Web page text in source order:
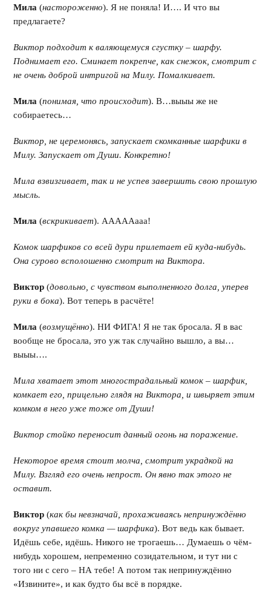
Мила (настороженно). Я не поняла! И…. И что вы
предлагаете?
Виктор подходит к валяющемуся сгустку – шарфу.
Поднимает его. Сминает покрепче, как снежок, смотрит с
не очень доброй интригой на Милу. Помалкивает.
Мила (понимая, что происходит). В…выыы же не
собираетесь…
Виктор, не церемонясь, запускает скомканные шарфики в
Милу. Запускает от Души. Конкретно!
Мила взвизгивает, так и не успев завершить свою прошлую
мысль.
Мила (вскрикивает). АААААааа!
Комок шарфиков со всей дури прилетает ей куда-нибудь.
Она сурово всполошенно смотрит на Виктора.
Виктор(довольно, с чувством выполненного долга, уперев
руки в бока). Вот теперь в расчёте!
Мила (возмущённо). НИ ФИГА! Я не так бросала. Я в вас
вообще не бросала, это уж так случайно вышло, а вы…
выыы….
Мила хватает этот многострадальный комок – шарфик,
комкает его, прицельно глядя на Виктора, и швыряет этим
комком в него уже тоже от Души!
Виктор стойко переносит данный огонь на поражение.
Некоторое время стоит молча, смотрит украдкой на
Милу. Взгляд его очень непрост. Он явно так этого не
оставит.
Виктор(как бы невзначай, прохаживаясь непринуждённо
вокруг упавшего комка — шарфика). Вот ведь как бывает.
Идёшь себе, идёшь. Никого не трогаешь… Думаешь о чём-
нибудь хорошем, непременно созидательном, и тут ни с
того ни с сего – НА тебе! А потом так непринуждённо
«Извините», и как будто бы всё в порядке.